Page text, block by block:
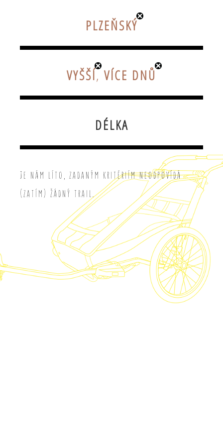
PLZEŇSKÝ
VYŠŠÍ, VÍCE DNŮ
DÉLKA
Je nám líto, zadaným kritériím neodpovídá
(zatím) žádný trail.